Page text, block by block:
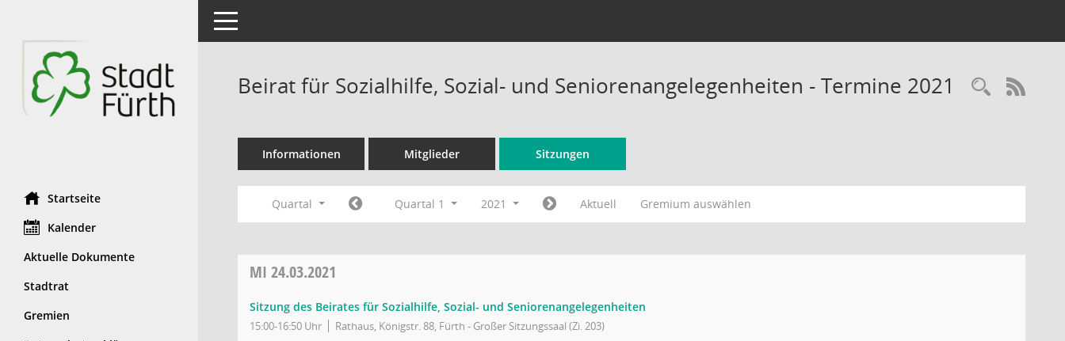
Startseite
Kalender
Aktuelle Dokumente
Stadtrat
Gremien
Toggle navigation
Beirat für Sozialhilfe, Sozial- und Seniorenangelegenheiten - Termine 2021
Informationen Mitglieder Sitzungen
Quartal Quartal 1 2021 Aktuell Gremium auswählen
MI 24.03.2021
Sitzung des Beirates für Sozialhilfe, Sozial- und Seniorenangelegenheiten
15:00-16:50 Uhr Rathaus, Königstr. 88, Fürth - Großer Sitzungssaal (Zi. 203)